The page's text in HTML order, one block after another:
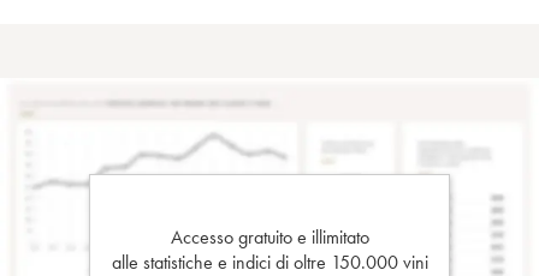
Accesso gratuito e illimitato
alle statistiche e indici di oltre 150.000 vini